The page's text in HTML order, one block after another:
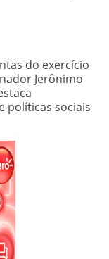
do exercício
Jerônimo
políticas sociais